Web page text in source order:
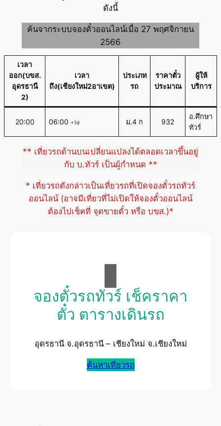
ดังนี้
ค้นจากระบบจองตั๋วออนไลน์เมื่อ 27 พฤศจิกายน
2566
เวลา
ออก(บขส.
อุดรธานี
2)
เวลา
ถึง(เชียงใหม่2อาเขต)
ประเภท
รถ
ราคาตั๋ว
ประมาณ
ผู้ให้
บริการ
20:00 06:00 +1d ม.4 ก 932
อ.ศึกษา
ทัวร์
** เที่ยวรถด้านบนเปลี่ยนแปลงได้ตลอดเวลาขึ้นอยู่
กับ บ.ทัวร์ เป็นผู้กำหนด **
* เที่ยวรถดังกล่าวเป็นเที่ยวรถที่เปิดจองตั๋วรถทัวร์
ออนไลน์ (อาจมีเที่ยวที่ไม่เปิดให้จองตั๋วออนไลน์
ต้องไปเช็คที่ จุดขายตั๋ว หรือ บขส.)*
จองตั๋วรถทัวร์ เช็คราคา
ตั๋ว ตารางเดินรถ
อุดรธานี จ.อุดรธานี – เชียงใหม่ จ.เชียงใหม่
ค้นหาเที่ยวรถ